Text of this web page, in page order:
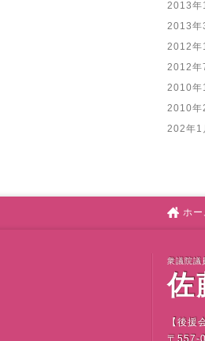
2013年
2013年
2012年
2012年
2010年
2010年
202年1
ホー
衆議院
佐
【後援